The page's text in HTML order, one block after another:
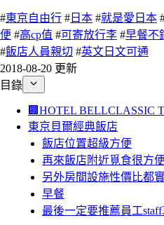
#東京自由行 # 日本 #就是愛日本
便 #高cp值 #可寄放行李 #早餐不
#飯店人員親切 #英文日文可通
2018-08-20 更新
目錄
🏢HOTEL BELLCLASSIC
東京貝爾經典飯店
飯店位置超級方便
再來飯店附近覓食很方便
另外房間設施性價比都
早餐
最後一定要推薦員工